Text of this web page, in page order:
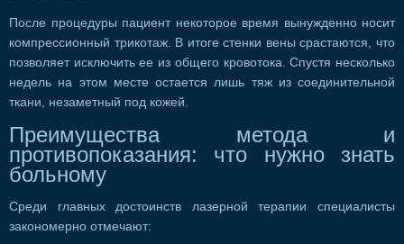
После процедуры пациент некоторое время вынужденно носит
компрессионный трикотаж. В итоге стенки вены срастаются, что
позволяет исключить ее из общего кровотока. Спустя несколько
недель на этом месте остается лишь тяж из соединительной
ткани, незаметный под кожей.
Преимущества метода и
противопоказания: что нужно знать
больному
Среди главных достоинств лазерной терапии специалисты
закономерно отмечают: